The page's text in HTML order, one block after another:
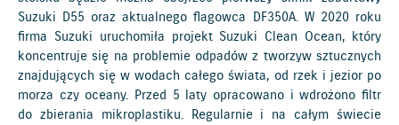
Suzuki D55 oraz aktualnego flagowca DF350A. W 2020 roku
firma Suzuki uruchomiła projekt Suzuki Clean Ocean, który
koncentruje się na problemie odpadów z tworzyw sztucznych
znajdujących się w wodach całego świata, od rzek i jezior po
morza czy oceany. Przed 5 laty opracowano i wdrożono filtr
do zbierania mikroplastiku. Regularnie i na całym świecie